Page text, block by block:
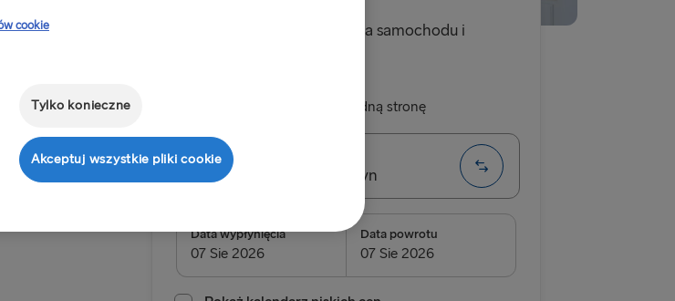
za podróż w jedną stronę dla samochodu i
W jedną stronę
Trasa
Göteborg → Frederikshavn
Data wypłynięcia Data powrotu
cookie
Tylko konieczne
Akceptuj wszystkie pliki cookie